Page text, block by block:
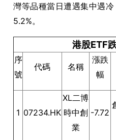
灣等品種當日遭遇集中遇
5.2%。
港股ETF
序
號
代碼 名稱
漲跌
幅
1 07234.HK
XL二博
時中創
業
-7.72